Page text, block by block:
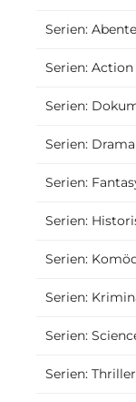
Serien:
Serien: Action
Serien:
Serien: Drama
Serien:
Serien:
Serien:
Serien:
Serien:
Serien: Thriller